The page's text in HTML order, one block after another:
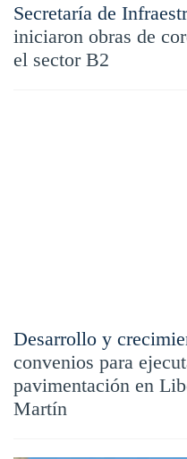
Secretaría de
iniciaron obras de
el sector B2
Desarrollo y
convenios para
pavimentación en
Martín